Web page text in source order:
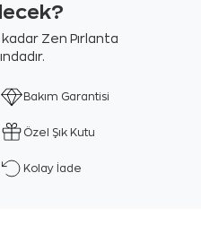
Zen Pırlanta
Bakım Garantisi
Özel Şık Kutu
Kolay İade